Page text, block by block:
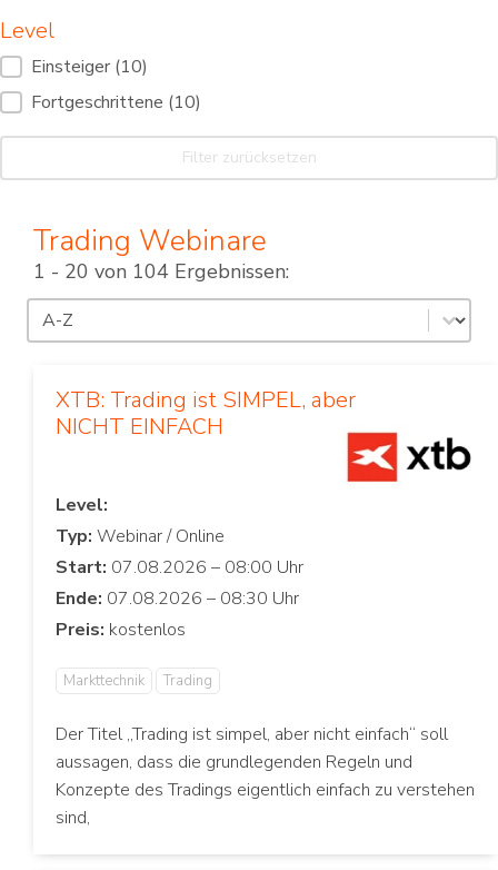
Level
LevelEinsteiger (10)
Fortgeschrittene (10)
Filter zurücksetzen
Trading Webinare
1 - 20 von 104 Ergebnissen:
Sortierung
Sort content
XTB: Trading ist SIMPEL, aber
NICHT EINFACH
Level:
Typ:
Start:
Ende:
Preis:
Markttechnik Trading
Der Titel „Trading ist simpel, aber nicht einfach“ soll
aussagen, dass die grundlegenden Regeln und
Konzepte des Tradings eigentlich einfach zu verstehen
sind,